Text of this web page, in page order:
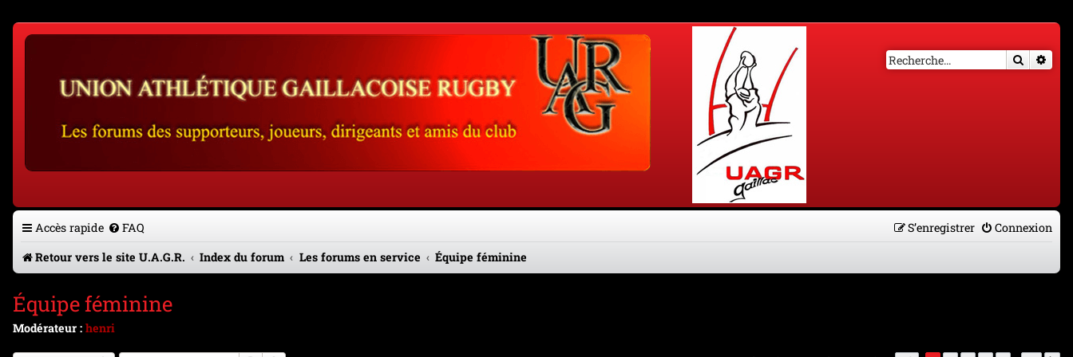
Accès rapide FAQ Connexion
S’enregistrer
Retour vers le site U.A.G.R.
Index du forum Les forums en service Équipe féminine
Équipe féminine
Modérateur : henri